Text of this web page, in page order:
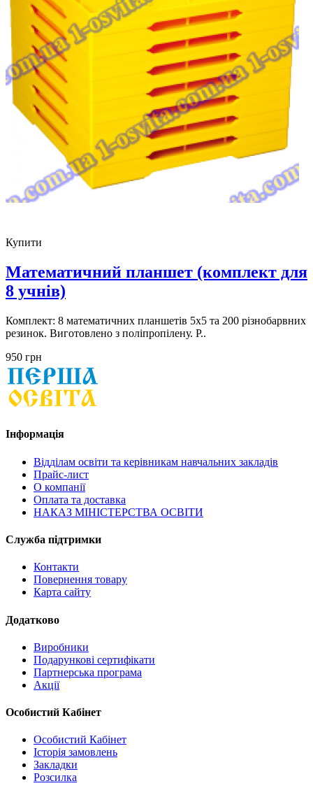
Купити
Математичний планшет (комплект для
8 учнів)
Комплект: 8 математичних планшетів 5х5 та 200 різнобарвних
резинок. Виготовлено з поліпропілену. Р..
950 грн
Інформація
Відділам освіти та керівникам навчальних закладів
Прайс-лист
О компанії
Оплата та доставка
НАКАЗ МІНІСТЕРСТВА ОСВІТИ
Служба підтримки
Контакти
Повернення товару
Карта сайту
Додатково
Виробники
Подарункові сертифікати
Партнерська програма
Акції
Особистий Кабінет
Особистий Кабінет
Історія замовлень
Закладки
Розсилка